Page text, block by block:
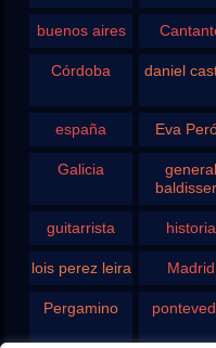
buenos aires
Córdoba daniel
españa Eva
Galicia
general
guitarrista historia
lois perez leira Madrid
Pergamino